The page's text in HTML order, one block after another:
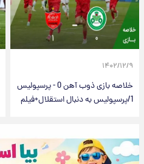
۱۴۰۲/۱۲/۹
خلاصه بازی ذوب آهن 0 - پرسپولیس
1/پرسپولیس به دنبال استقلال+فیلم